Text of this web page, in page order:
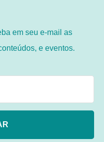
em seu e-mail as
e eventos.